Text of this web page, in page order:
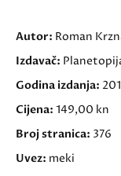
Autor: Roman
Izdavač:
Godina izdanja:
Cijena: 149,00 kn
Broj stranica: 376
Uvez: meki